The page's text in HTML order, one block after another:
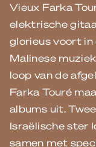
Vieux Farka
elektrische
glorieus voort
Malinese
loop van de
Farka Touré
albums uit.
Israëlische ster
samen met